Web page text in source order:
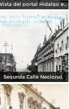
Vista del portal Hidalgo en Morelia Michoacán ( Circulada el 6 de Abril de 1957 ).
Segunda Calle Nacional.